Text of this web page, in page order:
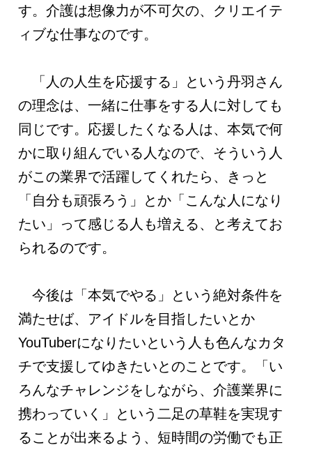
す。介護は想像力が不可欠の、クリエイテ
ィブな仕事なのです。
「人の人生を応援する」という丹羽さん
の理念は、一緒に仕事をする人に対しても
同じです。応援したくなる人は、本気で何
かに取り組んでいる人なので、そういう人
がこの業界で活躍してくれたら、きっと
「自分も頑張ろう」とか「こんな人になり
たい」って感じる人も増える、と考えてお
られるのです。
今後は「本気でやる」という絶対条件を
満たせば、アイドルを目指したいとか
YouTuberになりたいという人も色んなカタ
チで支援してゆきたいとのことです。「い
ろんなチャレンジをしながら、介護業界に
携わっていく」という二足の草鞋を実現す
ることが出来るよう、短時間の労働でも正